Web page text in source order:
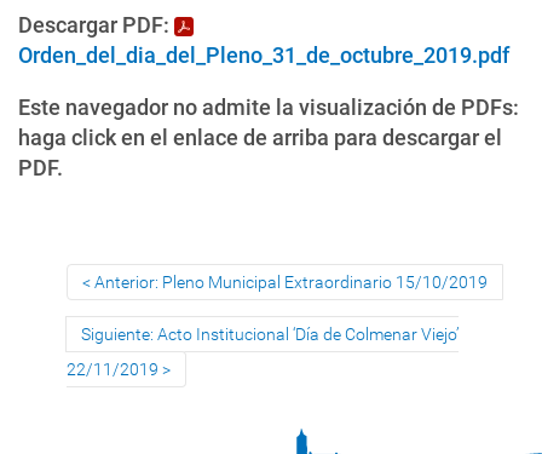
Descargar PDF:
Orden_del_dia_del_Pleno_31_de_octubre_2019.pdf
Este navegador no admite la visualización de PDFs:
haga click en el enlace de arriba para descargar el
PDF.
Anterior: Pleno Municipal Extraordinario 15/10/2019
Siguiente: Acto Institucional ‘Día de Colmenar Viejo’
22/11/2019